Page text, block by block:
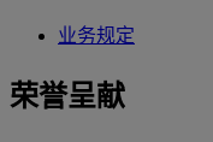
业务规定
荣誉呈献